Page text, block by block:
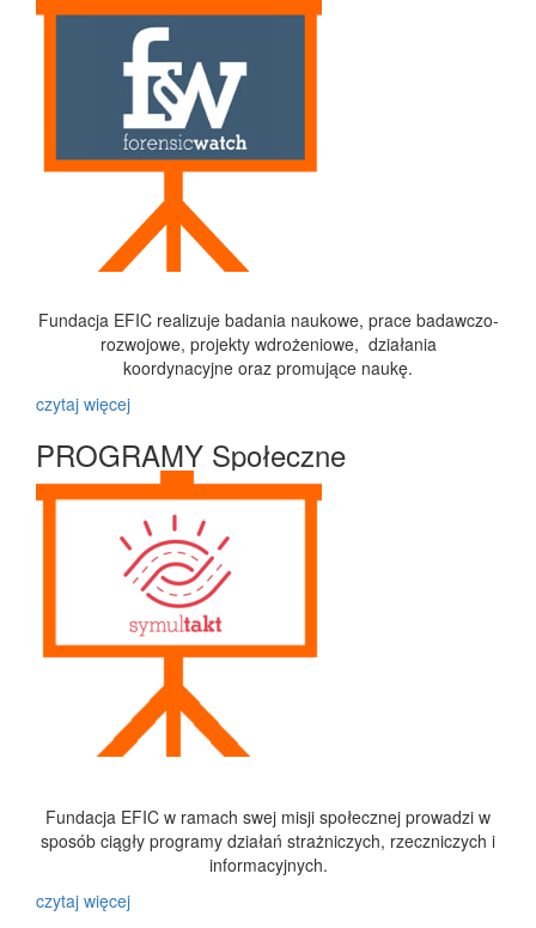
Fundacja EFIC realizuje badania naukowe, prace badawczo-
rozwojowe, projekty wdrożeniowe, działania
koordynacyjne oraz promujące naukę.
czytaj więcej
PROGRAMY Społeczne
Fundacja EFIC w ramach swej misji społecznej prowadzi w
sposób ciągły programy działań strażniczych, rzeczniczych i
informacyjnych.
czytaj więcej